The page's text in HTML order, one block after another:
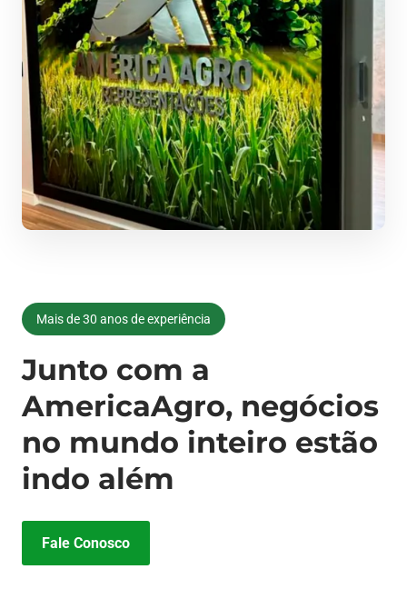
Mais de 30 anos de experiência
Junto com a
AmericaAgro, negócios
no mundo inteiro estão
indo além
Fale Conosco